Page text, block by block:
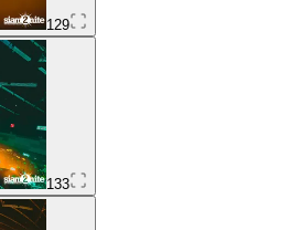
129
133